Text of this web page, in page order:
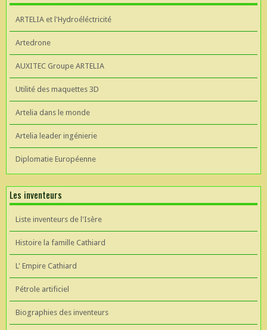
ARTELIA et l'Hydroéléctricité
Artedrone
AUXITEC Groupe ARTELIA
Utilité des maquettes 3D
Artelia dans le monde
Artelia leader ingénierie
Diplomatie Européenne
Les inventeurs
Liste inventeurs de l'Isère
Histoire la famille Cathiard
L' Empire Cathiard
Pétrole artificiel
Biographies des inventeurs